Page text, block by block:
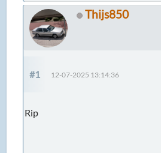
Thijs850
#1 12-07-2025 13:14:36
Rip